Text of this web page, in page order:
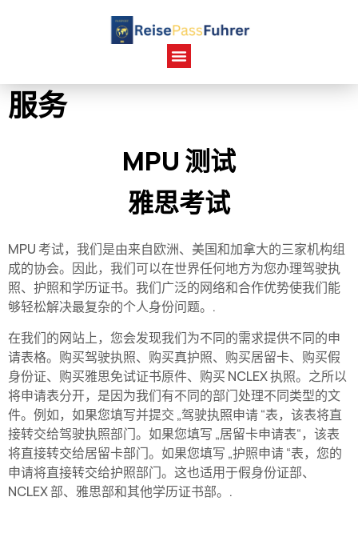
服务
MPU 测试
雅思考试
MPU 考试，我们是由来自欧洲、美国和加拿大的三家机构组
成的协会。因此，我们可以在世界任何地方为您办理驾驶执
照、护照和学历证书。我们广泛的网络和合作优势使我们能
够轻松解决最复杂的个人身份问题。.
在我们的网站上，您会发现我们为不同的需求提供不同的申
请表格。购买驾驶执照、购买真护照、购买居留卡、购买假
身份证、购买雅思免试证书原件、购买 NCLEX 执照。之所以
将申请表分开，是因为我们有不同的部门处理不同类型的文
件。例如，如果您填写并提交 „驾驶执照申请 “表，该表将直
接转交给驾驶执照部门。如果您填写 „居留卡申请表“，该表
将直接转交给居留卡部门。如果您填写 „护照申请 “表，您的
申请将直接转交给护照部门。这也适用于假身份证部、
NCLEX 部、雅思部和其他学历证书部。.